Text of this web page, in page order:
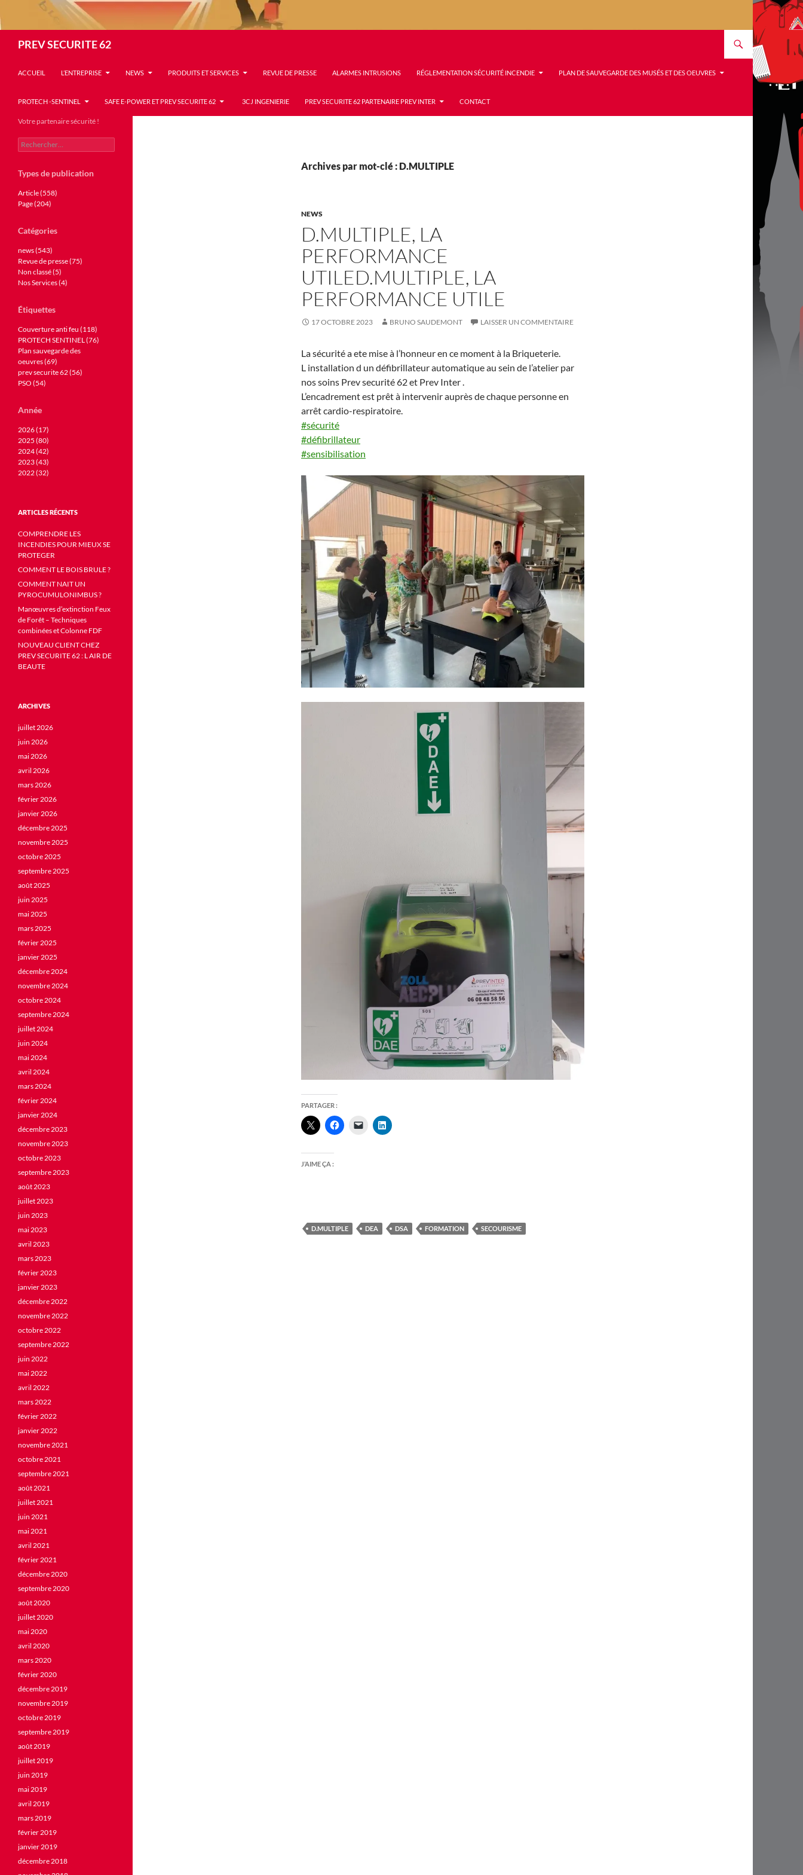
PREV SECURITE 62
ACCUEIL L’ENTREPRISE NEWS PRODUITS ET SERVICES REVUE DE PRESSE ALARMES INTRUSIONS RÉGLEMENTATION SÉCURITÉ INCENDIE PLAN DE SAUVEGARDE DES MUSÉS ET DES OEUVRES
PROTECH -SENTINEL SAFE E-POWER ET PREV SECURITE 62 3CJ INGENIERIE PREV SECURITE 62 PARTENAIRE PREV INTER CONTACT
Archives par mot-clé : D.MULTIPLE
NEWS
D.MULTIPLE, LA
PERFORMANCE
UTILED.MULTIPLE, LA
PERFORMANCE UTILE
17 OCTOBRE 2023 BRUNO SAUDEMONT LAISSER UN COMMENTAIRE
La sécurité a ete mise à l’honneur en ce moment à la Briqueterie.
L installation d un défibrillateur automatique au sein de l’atelier par
nos soins Prev securité 62 et Prev Inter .
L’encadrement est prêt à intervenir auprès de chaque personne en
arrêt cardio-respiratoire.
#sécurité
#défibrillateur
#sensibilisation
PARTAGER :
J’AIME ÇA :
D.MULTIPLE DEA DSA FORMATION SECOURISME
Votre partenaire sécurité !
Rechercher :
Types de publication
Article (558)
Page (204)
Catégories
news (543)
Revue de presse (75)
Non classé (5)
Nos Services (4)
Étiquettes
Couverture anti feu (118)
PROTECH SENTINEL (76)
Plan sauvegarde des
oeuvres (69)
prev securite 62 (56)
PSO (54)
Année
2026 (17)
2025 (80)
2024 (42)
2023 (43)
2022 (32)
ARTICLES RÉCENTS
COMPRENDRE LES
INCENDIES POUR MIEUX SE
PROTEGER
COMMENT LE BOIS BRULE ?
COMMENT NAIT UN
PYROCUMULONIMBUS ?
Manœuvres d’extinction Feux
de Forêt – Techniques
combinées et Colonne FDF
NOUVEAU CLIENT CHEZ
PREV SECURITE 62 : L AIR DE
BEAUTE
ARCHIVES
juillet 2026
juin 2026
mai 2026
avril 2026
mars 2026
février 2026
janvier 2026
décembre 2025
novembre 2025
octobre 2025
septembre 2025
août 2025
juin 2025
mai 2025
mars 2025
février 2025
janvier 2025
décembre 2024
novembre 2024
octobre 2024
septembre 2024
juillet 2024
juin 2024
mai 2024
avril 2024
mars 2024
février 2024
janvier 2024
décembre 2023
novembre 2023
octobre 2023
septembre 2023
août 2023
juillet 2023
juin 2023
mai 2023
avril 2023
mars 2023
février 2023
janvier 2023
décembre 2022
novembre 2022
octobre 2022
septembre 2022
juin 2022
mai 2022
avril 2022
mars 2022
février 2022
janvier 2022
novembre 2021
octobre 2021
septembre 2021
août 2021
juillet 2021
juin 2021
mai 2021
avril 2021
février 2021
décembre 2020
septembre 2020
août 2020
juillet 2020
mai 2020
avril 2020
mars 2020
février 2020
décembre 2019
novembre 2019
octobre 2019
septembre 2019
août 2019
juillet 2019
juin 2019
mai 2019
avril 2019
mars 2019
février 2019
janvier 2019
décembre 2018